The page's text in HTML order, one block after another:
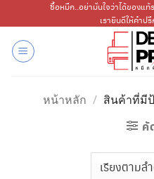
ไป
เนื้อหา
ซื้อหมึก..อย่ามั่นใจว่าได้ของแ
เรายินดีให้คำป
หน้าหลัก / สินค้าที่มีป้
คั